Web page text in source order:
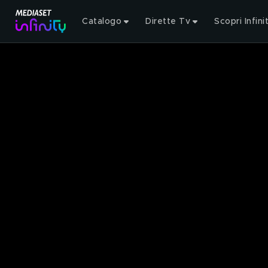
Catalogo Dirette Tv Scopri